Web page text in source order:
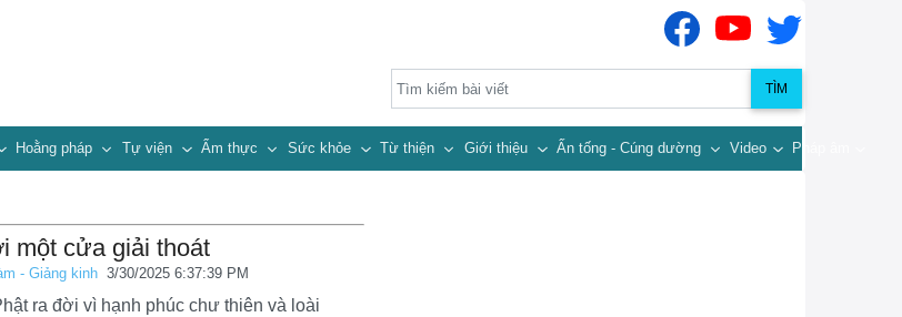
TÌM
Hoằng pháp Tự viện Ẩm thực Sức khỏe Từ thiện Giới thiệu Ấn tống - Cúng dường Video Pháp âm
một cửa giải thoát
- Giảng kinh 3/30/2025 6:37:39 PM
ra đời vì hạnh phúc chư thiên và loài